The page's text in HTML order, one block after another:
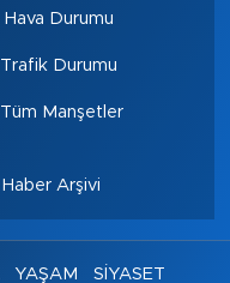
Hava Durumu
Trafik Durumu
Tüm Manşetler
Haber Arşivi
YAŞAM SİYASET